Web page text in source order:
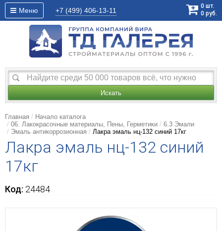
Меню +7 (499) 406-13-11
0 шт.
0 руб.
Искать
Главная
Начало каталога
06. Лакокрасочные материалы, Пены, Герметики
6.3 Эмали
Эмаль антикоррозионная
Лакра эмаль нц-132 синий 17кг
Лакра эмаль нц-132 синий
17кг
Код: 24484